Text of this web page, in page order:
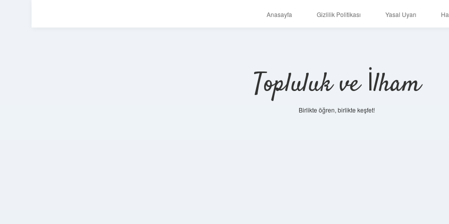
Anasayfa Gizlilik Politikası Yasal Uyarı
Topluluk ve İlham
Birlikte öğren, birlikte keşfet!